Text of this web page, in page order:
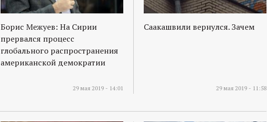
Борис Межуев: На Сирии
прервался процесс
глобального распространения
американской демократии
29 мая 2019 - 14:01
Саакашвили вернулся. Зачем
29 мая 2019 - 11:58